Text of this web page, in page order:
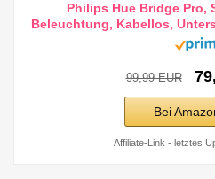
Philips Hue Bridge Pro,
Beleuchtung, Kabellos,
99,99 EUR
Bei
Affiliate-Link - letztes